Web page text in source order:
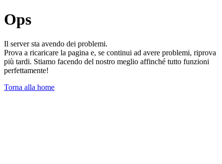
Ops
Il server sta avendo dei problemi.
Prova a ricaricare la pagina e, se continui ad avere problemi, riprova
più tardi. Stiamo facendo del nostro meglio affinché tutto funzioni
perfettamente!
Torna alla home